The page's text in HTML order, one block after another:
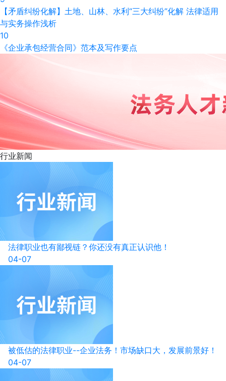
【矛盾纠纷化解】土地、山林、水利“三大纠纷”化解 法律适用
与实务操作浅析
10
《企业承包经营合同》范本及写作要点
行业新闻
法律职业也有鄙视链？你还没有真正认识他！
04-07
被低估的法律职业--企业法务！市场缺口大，发展前景好！
04-07